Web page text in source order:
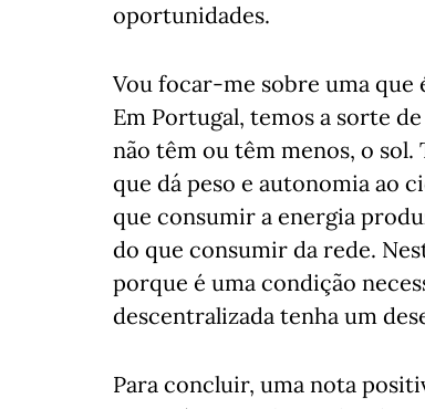
oportunidades.
Vou focar-me sobre uma que
Em Portugal, temos a sorte
não têm ou têm menos, o
que dá peso e autonomia ao
que consumir a energia
do que consumir da rede.
porque é uma condição
descentralizada tenha um
Para concluir, uma nota